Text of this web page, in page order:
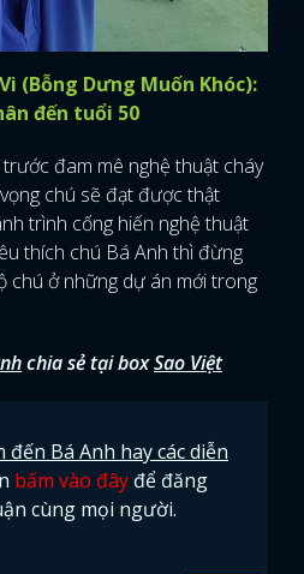
(Bỗng Dưng Muốn Khóc):
đến tuổi 50
đam mê nghệ thuật cháy
chú sẽ đạt được thật
trình cống hiến nghệ thuật
thích chú Bá Anh thì đừng
chú ở những dự án mới trong
chia sẻ tại boxSao Việt
Bá Anh hay các diễn
bấm vào đây để đăng
cùng mọi người.